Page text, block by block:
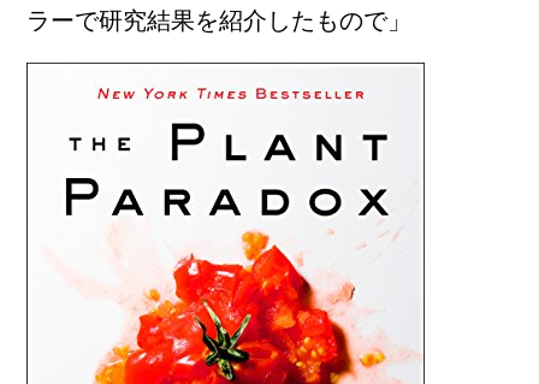
ラーで研究結果を紹介したもので」